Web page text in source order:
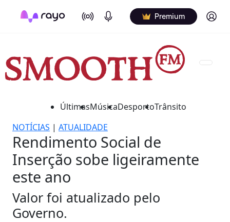
On Air Podcasts Premium Log in
ÚltimasMúsicaDesportoTrânsito
NOTÍCIAS | ATUALIDADE
Rendimento Social de
Inserção sobe ligeiramente
este ano
Valor foi atualizado pelo
Governo.